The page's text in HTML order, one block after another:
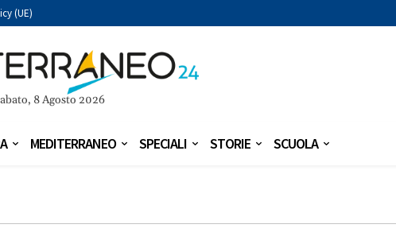
(UE)
8 Agosto 2026
MEDITERRANEO SPECIALI STORIE SCUOLA